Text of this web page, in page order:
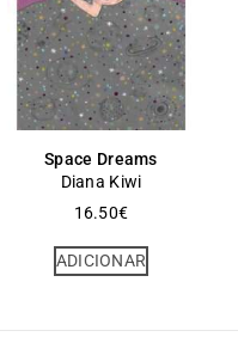
Space Dreams
Diana Kiwi
16.50€
ADICIONAR